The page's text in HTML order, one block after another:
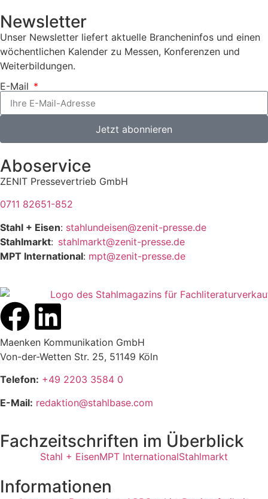
Newsletter
Unser Newsletter liefert aktuelle Brancheninfos und einen
wöchentlichen Kalender zu Messen, Konferenzen und
Weiterbildungen.
E-Mail
Jetzt abonnieren
Aboservice
ZENIT Pressevertrieb GmbH
0711 82651-852
Stahl + Eisen: stahlundeisen@zenit-presse.de
Stahlmarkt: stahlmarkt@zenit-presse.de
MPT International: mpt@zenit-presse.de
Maenken Kommunikation GmbH
Von-der-Wetten Str. 25, 51149 Köln
Telefon: +49 2203 3584 0
E-Mail: redaktion@stahlbase.com
Fachzeitschriften im Überblick
Stahl + EisenMPT InternationalStahlmarkt
Informationen